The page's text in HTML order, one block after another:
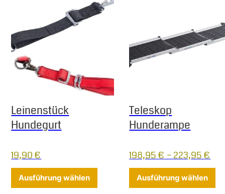
Leinenstück
Hundegurt
19,90€
Ausführung wählen Dieses Produkt weist mehrere
Teleskop
Hunderampe
198,95€ –223,95€
Ausführung wählen